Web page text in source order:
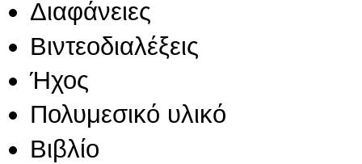
Διαφάνειες
Βιντεοδιαλέξεις
Ήχος
Πολυμεσικό υλικό
Βιβλίο